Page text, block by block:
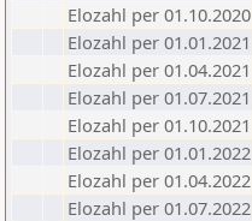
Elozahl per 01.10.2020
Elozahl per 01.01.2021
Elozahl per 01.04.2021
Elozahl per 01.07.2021
Elozahl per 01.10.2021
Elozahl per 01.01.2022
Elozahl per 01.04.2022
Elozahl per 01.07.2022